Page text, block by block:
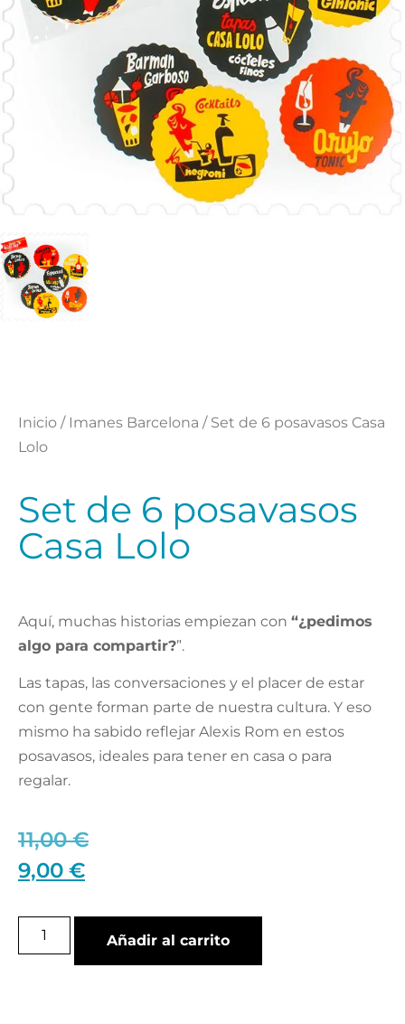
Inicio / Imanes Barcelona / Set de 6 posavasos Casa
Lolo
Set de 6 posavasos
Casa Lolo
Aquí, muchas historias empiezan con “¿pedimos
algo para compartir?”.
Las tapas, las conversaciones y el placer de estar
con gente forman parte de nuestra cultura. Y eso
mismo ha sabido reflejar Alexis Rom en estos
posavasos, ideales para tener en casa o para
regalar.
11,00€
9,00 €
Añadir al carrito